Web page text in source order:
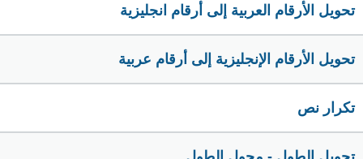
تحويل الأرقام العربية إلى أرقام انجليزية
تحويل الأرقام الإنجليزية إلى أرقام عربية
تكرار نص